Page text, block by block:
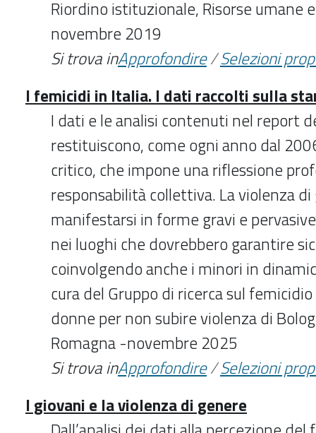
Riordino istituzionale, Risorse umane
novembre 2019
Si trova inApprofondire/Selezioni
I femicidi in Italia. I dati raccolti sulla
I dati e le analisi contenuti nel report
restituiscono, come ogni anno dal
critico, che impone una riflessione
responsabilità collettiva. La violenza
manifestarsi in forme gravi e
nei luoghi che dovrebbero garantire
coinvolgendo anche i minori in
cura del Gruppo di ricerca sul
donne per non subire violenza di
Romagna -novembre 2025
Si trova inApprofondire/Selezioni
I giovani e la violenza di genere